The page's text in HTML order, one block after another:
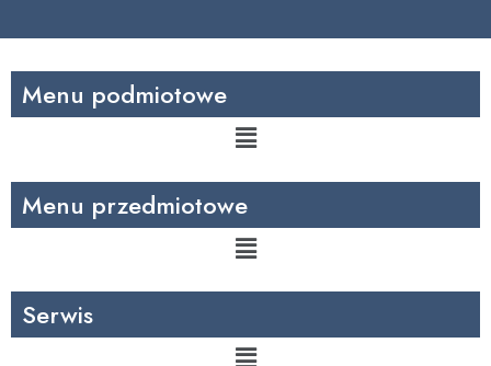
Menu podmiotowe
Menu
Menu przedmiotowe
Menu
Serwis
Menu